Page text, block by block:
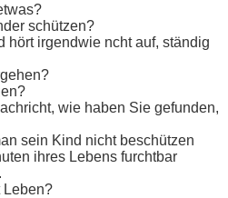
schützen?
hört irgendwie ncht auf, ständig
wie haben Sie gefunden,
sein Kind nicht beschützen
ihres Lebens furchtbar
Leben?